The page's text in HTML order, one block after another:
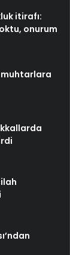
itirafı:
onurum
muhtarlara